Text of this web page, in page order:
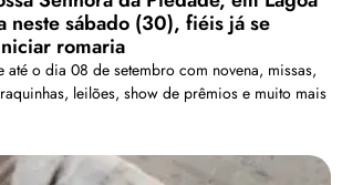
neste sábado (30), fiéis já se
romaria
até o dia 08 de setembro com novena, missas,
leilões, show de prêmios e muito mais